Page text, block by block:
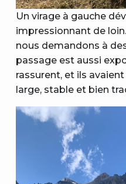
Un virage à gauche
impressionnant de
nous demandons à
passage est aussi
rassurent, et ils
large, stable et bien